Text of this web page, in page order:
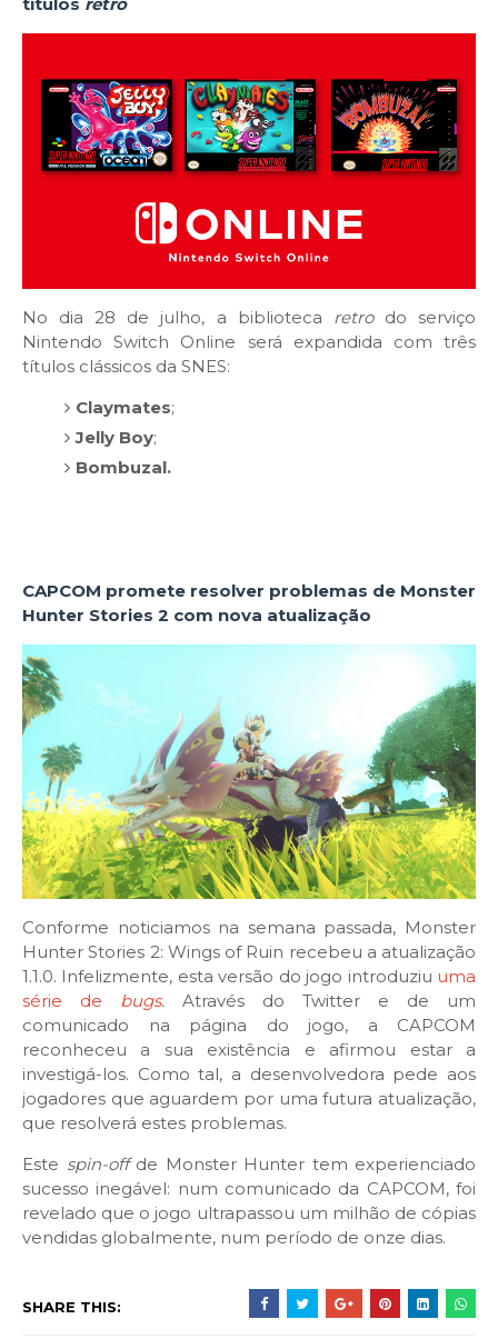
No dia 28 de julho, a biblioteca retrodo serviço
Nintendo Switch Online será expandida com três
títulos clássicos da SNES:
Claymates;
Jelly Boy;
Bombuzal.
CAPCOM promete resolver problemas de Monster
Hunter Stories 2 com nova atualização
Conforme noticiamos na semana passada, Monster
Hunter Stories 2: Wings of Ruin recebeu a atualização
1.1.0. Infelizmente, esta versão do jogo introduziu uma
série de bugs. Através do Twitter e de um
comunicado na página do jogo, a CAPCOM
reconheceu a sua existência e afirmou estar a
investigá-los. Como tal, a desenvolvedora pede aos
jogadores que aguardem por uma futura atualização,
que resolverá estes problemas.
Este spin-offde Monster Hunter tem experienciado
sucesso inegável: num comunicado da CAPCOM, foi
revelado que o jogo ultrapassou um milhão de cópias
vendidas globalmente, num período de onze dias.
SHARE THIS: